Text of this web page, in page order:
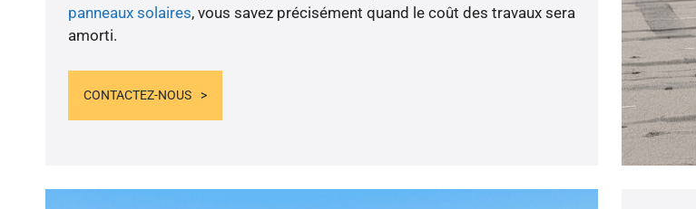
panneaux solaires, vous savez précisément quand le coût des travaux sera
amorti.
CONTACTEZ-NOUS